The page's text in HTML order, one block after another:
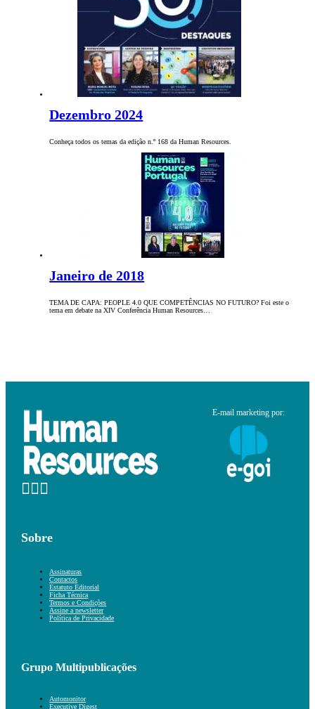
Dezembro 2024
Conheça todos os temas da edição n.º 168 da Human Resources.
Janeiro de 2018
TEMA DE CAPA: PEOPLE 4.0 QUE COMPETÊNCIAS NO FUTURO? Foi este o
tema em debate na XIV Conferência Human Resources…
E-mail marketing por:
Sobre
Assinaturas
Contactos
Estatuto Editorial
Ficha Técnica
Termos e Condições
Assine a newsletter
Política de Privacidade
Grupo Multipublicações
Automonitor
Executive Digest